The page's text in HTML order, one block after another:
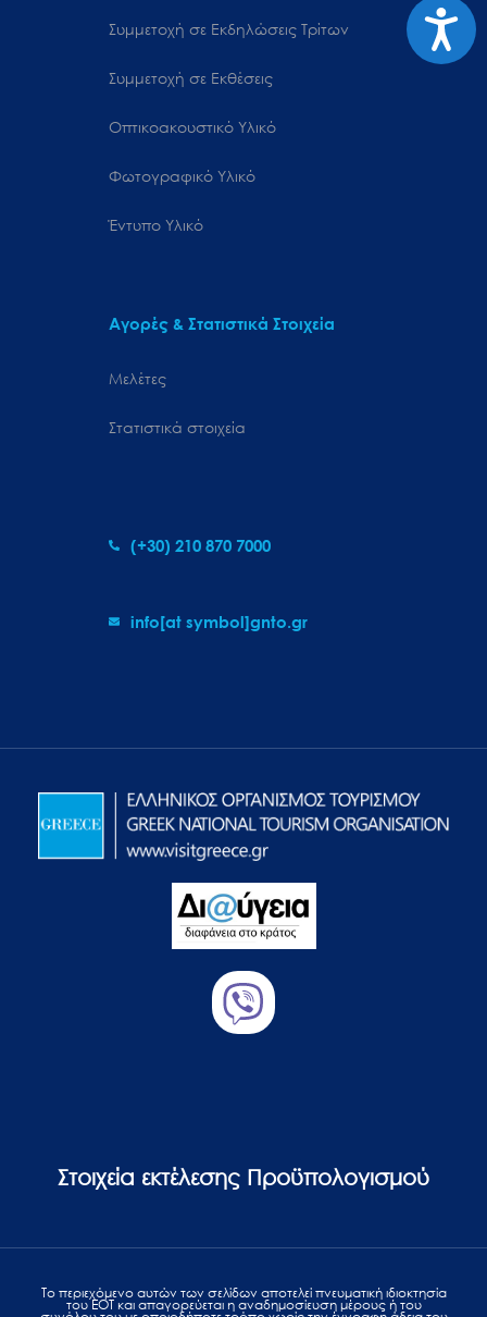
Συμμετοχή σε Εκδηλώσεις Τρίτων
Συμμετοχή σε Εκθέσεις
Οπτικοακουστικό Υλικό
Φωτογραφικό Υλικό
Έντυπο Υλικό
Αγορές & Στατιστικά Στοιχεία
Μελέτες
Στατιστικά στοιχεία
(+30) 210 870 7000
info[at symbol]gnto.gr
Στοιχεία εκτέλεσης Προϋπολογισμού
Το περιεχόμενο αυτών των σελίδων αποτελεί πvευματική ιδιοκτησία
του ΕΟΤ και απαγορεύεται η αναδημοσίευση μέρους ή του